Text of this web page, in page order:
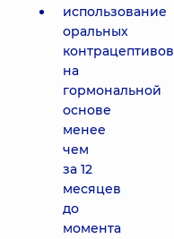
использование
оральных
контрацептивов
на
гормональной
основе
менее
чем
за 12
месяцев
до
момента